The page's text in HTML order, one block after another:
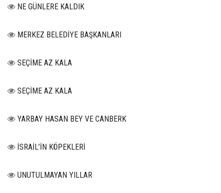
NE GÜNLERE KALDIK
MERKEZ BELEDİYE BAŞKANLARI
SEÇİME AZ KALA
SEÇİME AZ KALA
YARBAY HASAN BEY VE CANBERK
İSRAİL’İN KÖPEKLERİ
UNUTULMAYAN YILLAR